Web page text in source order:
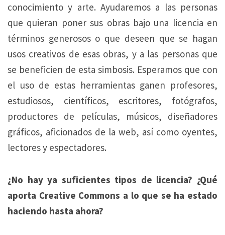
conocimiento y arte. Ayudaremos a las personas
que quieran poner sus obras bajo una licencia en
términos generosos o que deseen que se hagan
usos creativos de esas obras, y a las personas que
se beneficien de esta simbosis. Esperamos que con
el uso de estas herramientas ganen profesores,
estudiosos, científicos, escritores, fotógrafos,
productores de películas, músicos, diseñadores
gráficos, aficionados de la web, así como oyentes,
lectores y espectadores.
¿No hay ya suficientes tipos de licencia? ¿Qué
aporta Creative Commons a lo que se ha estado
haciendo hasta ahora?